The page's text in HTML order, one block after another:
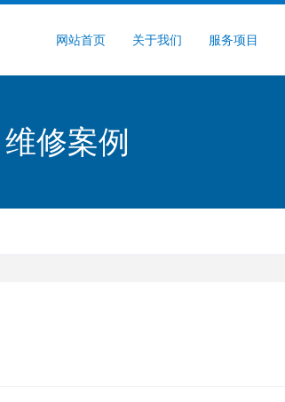
网站首页 关于我们 服务项目
维修案例